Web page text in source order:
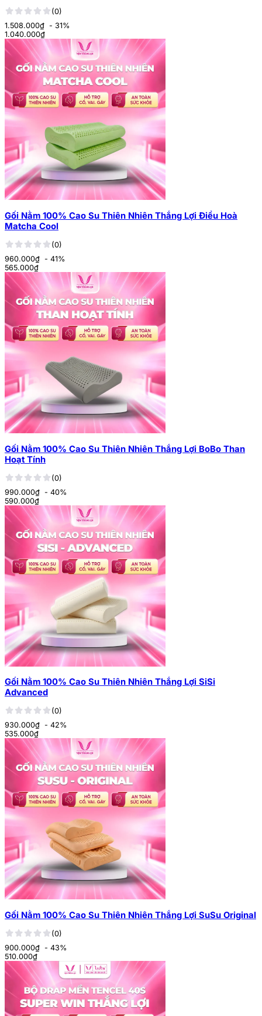
(0)
1.508.000₫ - 31%
1.040.000₫
Gối Nằm 100% Cao Su Thiên Nhiên Thắng Lợi Điều Hoà
Matcha Cool
(0)
960.000₫ - 41%
565.000₫
Gối Nằm 100% Cao Su Thiên Nhiên Thắng Lợi BoBo Than
Hoạt Tính
(0)
990.000₫ - 40%
590.000₫
Gối Nằm 100% Cao Su Thiên Nhiên Thắng Lợi SiSi
Advanced
(0)
930.000₫ - 42%
535.000₫
Gối Nằm 100% Cao Su Thiên Nhiên Thắng Lợi SuSu Original
(0)
900.000₫ - 43%
510.000₫